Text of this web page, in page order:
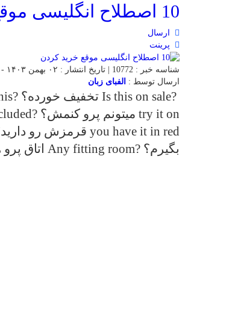
10 اصطلاح انگلیسی موقع خرید کردن
ارسال
پرینت
شناسه خبر : 10772 | تاریخ انتشار : ۰۲ بهمن ۱۴۰۳ - ۸:۳۲ | 653 بازدید | تعداد دیدگاه :
ارسال توسط : الفبای زبان
بگیرم؟ ?Any fitting room اتاق پرو هست؟ ?Is this available آیا […]